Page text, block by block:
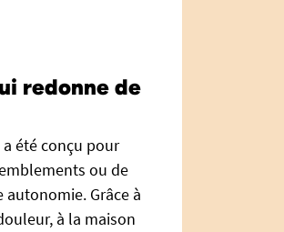
redonne de
été conçu pour
ou de
Grâce à
à la maison